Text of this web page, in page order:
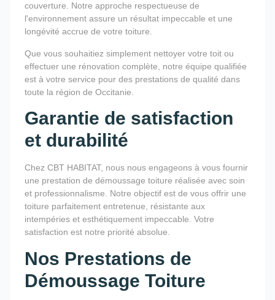
couverture. Notre approche respectueuse de
l'environnement assure un résultat impeccable et une
longévité accrue de votre toiture.
Que vous souhaitiez simplement nettoyer votre toit ou
effectuer une rénovation complète, notre équipe qualifiée
est à votre service pour des prestations de qualité dans
toute la région de Occitanie.
Garantie de satisfaction
et durabilité
Chez CBT HABITAT, nous nous engageons à vous fournir
une prestation de démoussage toiture réalisée avec soin
et professionnalisme. Notre objectif est de vous offrir une
toiture parfaitement entretenue, résistante aux
intempéries et esthétiquement impeccable. Votre
satisfaction est notre priorité absolue.
Nos Prestations de
Démoussage Toiture